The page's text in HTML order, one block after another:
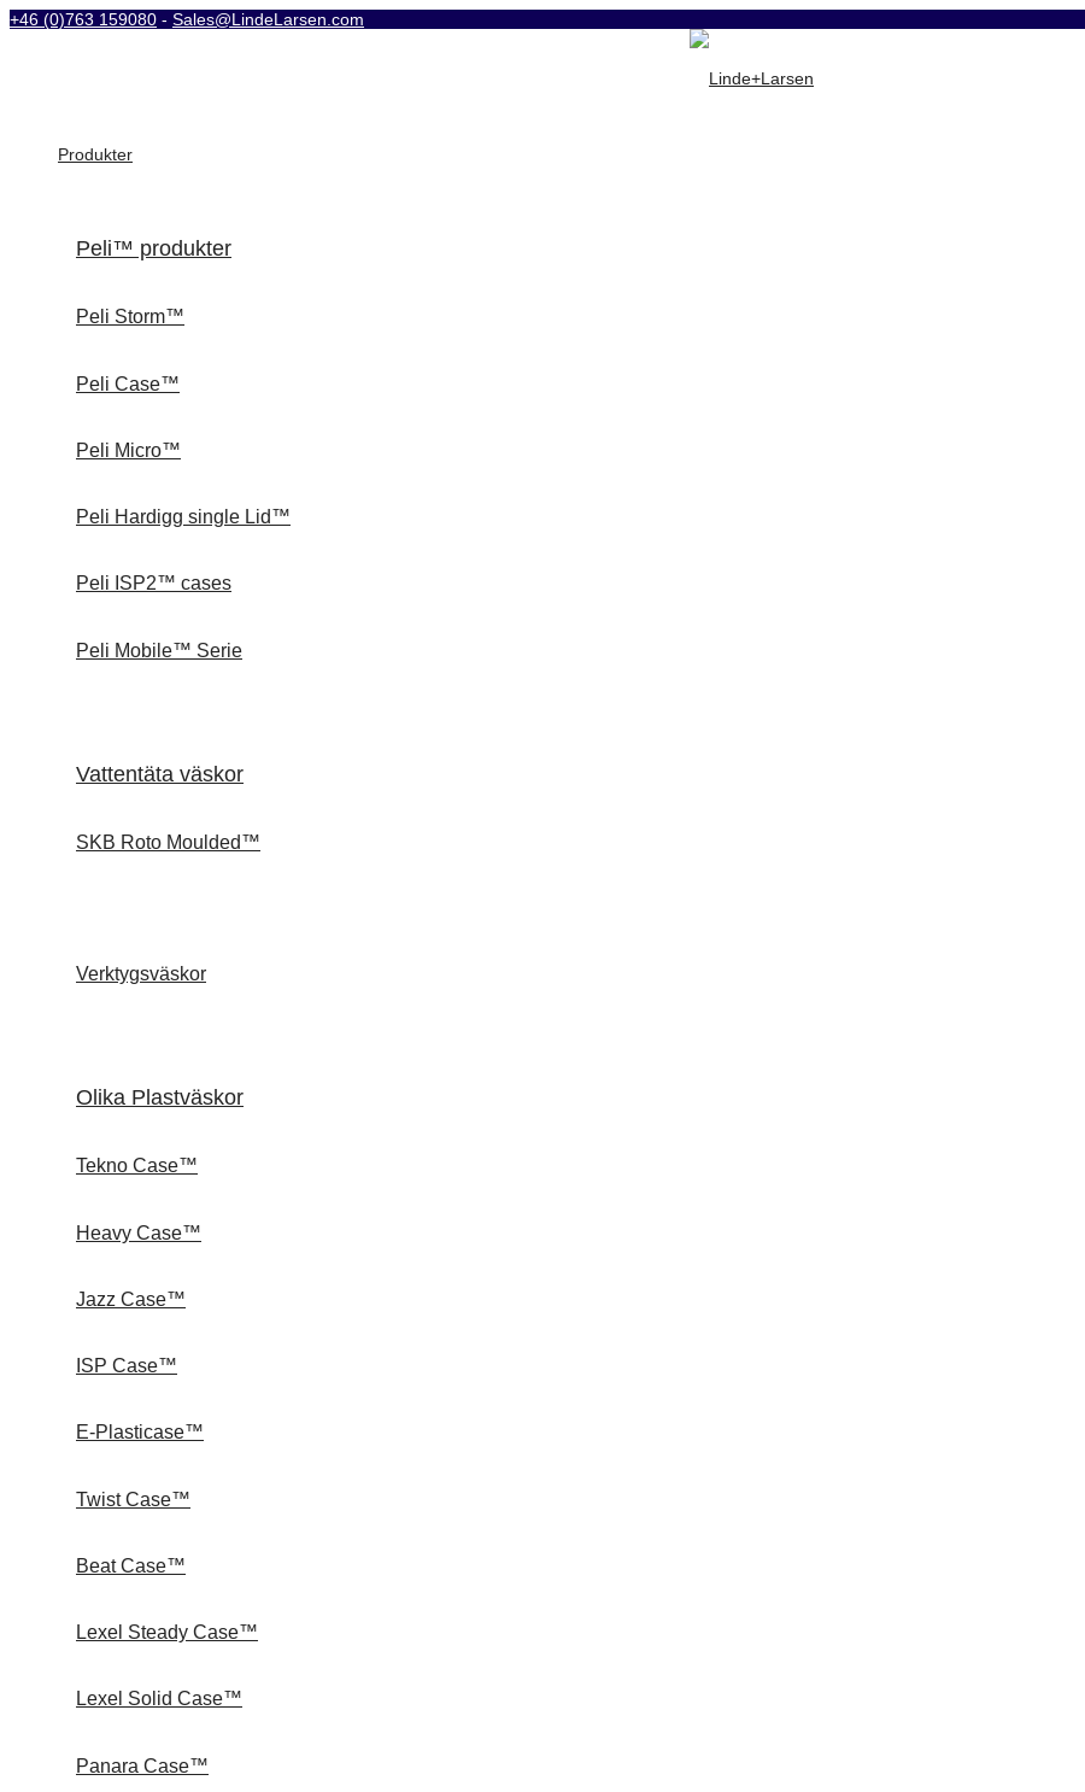
+46 (0)763 159080 - Sales@LindeLarsen.com
Produkter
Peli™ produkter
Peli Storm™
Peli Case™
Peli Micro™
Peli Hardigg single Lid™
Peli ISP2™ cases
Peli Mobile™ Serie
Vattentäta väskor
SKB Roto Moulded™
Verktygsväskor
Olika Plastväskor
Tekno Case™
Heavy Case™
Jazz Case™
ISP Case™
E-Plasticase™
Twist Case™
Beat Case™
Lexel Steady Case™
Lexel Solid Case™
Panara Case™